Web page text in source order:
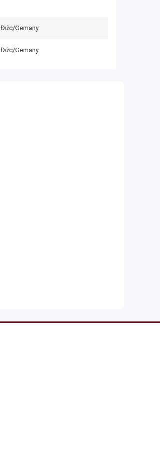
Đức/Gemany
Đức/Gemany